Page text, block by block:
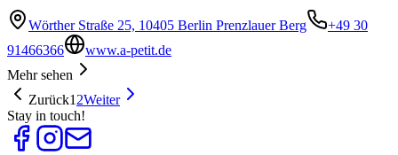
Wörther Straße 25, 10405 Berlin Prenzlauer Berg
+49 30
91466366
www.a-petit.de
Mehr sehen
Zurück1 2Weiter
Stay in touch!